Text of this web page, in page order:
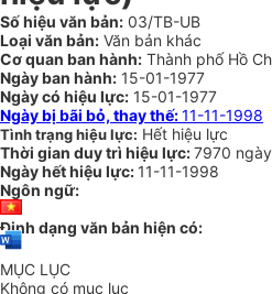
Số hiệu văn bản: 03/TB-UB
Loại văn bản: Văn bản khác
Cơ quan ban hành: Thành phố Hồ
Ngày ban hành: 15-01-1977
Ngày có hiệu lực: 15-01-1977
Ngày bị bãi bỏ, thay thế:11-11-1998
Tình trạng hiệu lực: Hết hiệu lực
Thời gian duy trì hiệu lực:7970 ngày
Ngày hết hiệu lực: 11-11-1998
Ngôn ngữ:
Định dạng văn bản hiện có:
MỤC LỤC
Không có mục lục